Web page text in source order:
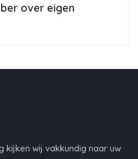
over eigen
kijken wij vakkundig naar uw